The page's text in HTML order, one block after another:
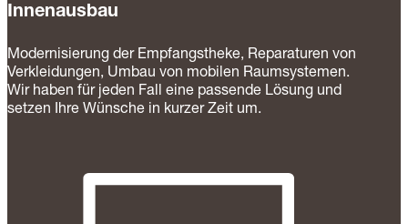
Innenausbau
Modernisierung der Empfangstheke, Reparaturen von
Verkleidungen, Umbau von mobilen Raumsystemen.
Wir haben für jeden Fall eine passende Lösung und
setzen Ihre Wünsche in kurzer Zeit um.